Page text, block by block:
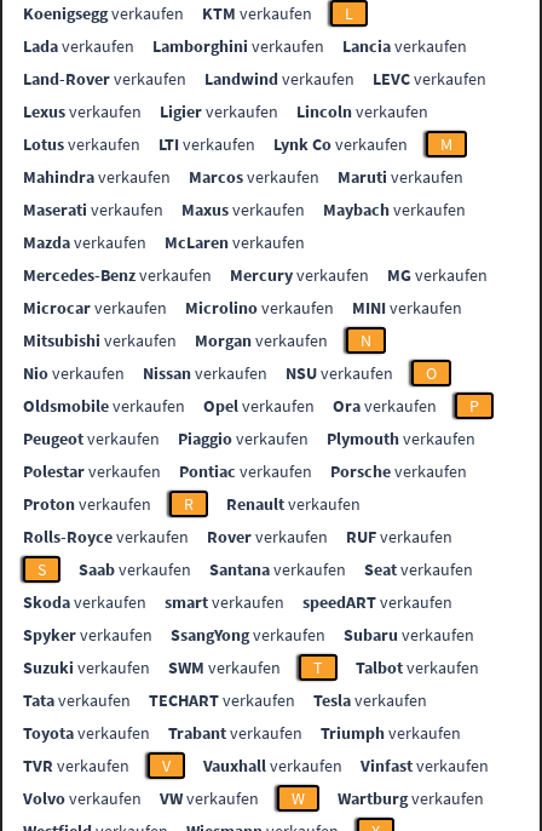
Koenigseggverkaufen KTM verkaufen
L
Ladaverkaufen Lamborghini verkaufen Lanciaverkaufen
Land-Roververkaufen Landwindverkaufen LEVCverkaufen
Lexusverkaufen Ligierverkaufen Lincolnverkaufen
Lotusverkaufen LTIverkaufen Lynk Coverkaufen
M
Mahindraverkaufen Marcosverkaufen Maruti verkaufen
Maserati verkaufen Maxusverkaufen Maybachverkaufen
Mazdaverkaufen McLarenverkaufen
Mercedes-Benzverkaufen Mercuryverkaufen MGverkaufen
Microcarverkaufen Microlinoverkaufen MINIverkaufen
Mitsubishi verkaufen Morganverkaufen
N
Nioverkaufen Nissanverkaufen NSUverkaufen
O
Oldsmobileverkaufen Opelverkaufen Oraverkaufen
P
Peugeotverkaufen Piaggioverkaufen Plymouthverkaufen
Polestarverkaufen Pontiac verkaufen Porscheverkaufen
Protonverkaufen R Renaultverkaufen
Rolls-Royceverkaufen Roververkaufen RUFverkaufen
S
Saabverkaufen Santanaverkaufen Seatverkaufen
Skodaverkaufen smartverkaufen speedARTverkaufen
Spykerverkaufen SsangYongverkaufen Subaru verkaufen
Suzuki verkaufen SWM verkaufen T Talbotverkaufen
Tataverkaufen TECHARTverkaufen Teslaverkaufen
Toyotaverkaufen Trabantverkaufen Triumphverkaufen
TVR verkaufen V Vauxhallverkaufen Vinfastverkaufen
Volvoverkaufen VWverkaufen W Wartburgverkaufen